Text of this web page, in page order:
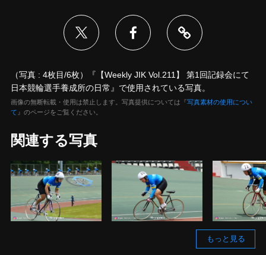
（写真 : 4枚目/6枚）『【Weekly JIK Vol.211】 第1回記録会にて
日本競輪選手養成所の日常』で使用されている写真。
画像の無断転載・使用は禁止します。写真提供については『写真素材の使用につい
て 』のページをご覧ください。
関連する写真
もっと見る